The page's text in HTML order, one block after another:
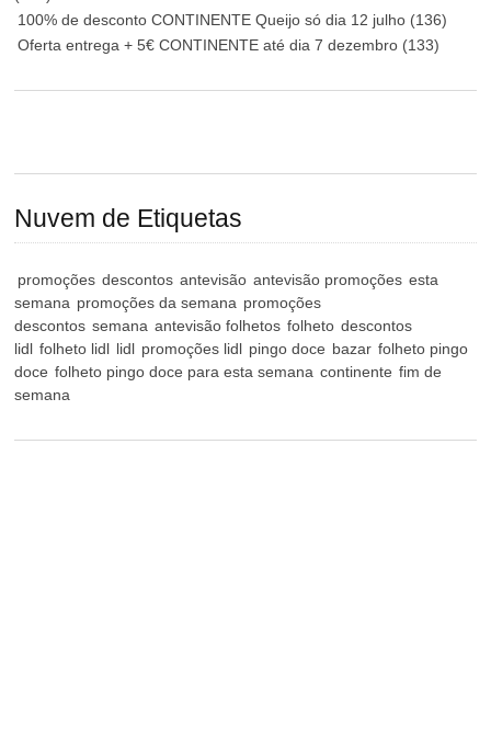
100% de desconto CONTINENTE Queijo só dia 12 julho (136)
Oferta entrega + 5€ CONTINENTE até dia 7 dezembro (133)
Nuvem de Etiquetas
promoções descontos antevisão antevisão promoções esta
semana promoções da semana promoções
descontos semana antevisão folhetos folheto descontos
lidl folheto lidl lidl promoções lidl pingo doce bazar folheto pingo
doce folheto pingo doce para esta semana continente fim de
semana